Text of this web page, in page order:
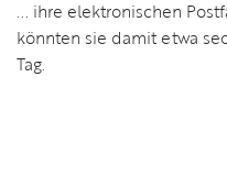
... ihre elektronischen
könnten sie damit etwa
Tag.